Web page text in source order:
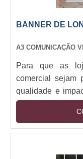
BANNER DE
A3 COMUNICAÇÃO
Para que as
comercial sejam
qualidade e
que as mesmas
banner de lona
Trata-se de um
substância das